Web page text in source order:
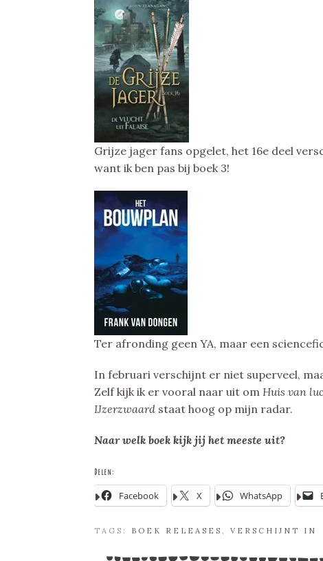
Grijze jager fans opgelet, het 16e deel
want ik ben pas bij boek 3!
Ter afronding geen YA, maar een
In februari verschijnt er niet superveel,
Zelf kijk ik er vooral naar uit om Huis van
IJzerzwaard staat hoog op mijn radar.
Naar welk boek kijk jij het meeste uit?
Delen:
Facebook X WhatsApp
TAGS: BOEK RELEASES , VERSCHIJNT IN